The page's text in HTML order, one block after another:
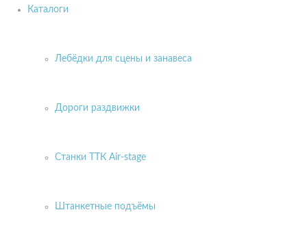
Каталоги
Лебёдки для сцены и занавеса
Дороги раздвижки
Станки ТТК Air-stage
Штанкетные подъёмы